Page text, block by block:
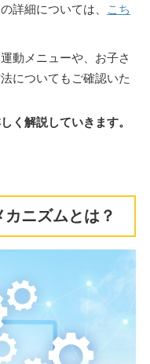
詳細については、
こち
動メニューや、お子さ
についてもご確認いた
く解説していきます。
ニズムとは？